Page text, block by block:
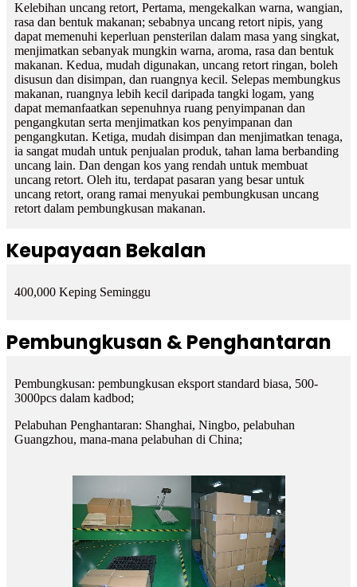
Kelebihan uncang retort, Pertama, mengekalkan warna, wangian,
rasa dan bentuk makanan; sebabnya uncang retort nipis, yang
dapat memenuhi keperluan pensterilan dalam masa yang singkat,
menjimatkan sebanyak mungkin warna, aroma, rasa dan bentuk
makanan. Kedua, mudah digunakan, uncang retort ringan, boleh
disusun dan disimpan, dan ruangnya kecil. Selepas membungkus
makanan, ruangnya lebih kecil daripada tangki logam, yang
dapat memanfaatkan sepenuhnya ruang penyimpanan dan
pengangkutan serta menjimatkan kos penyimpanan dan
pengangkutan. Ketiga, mudah disimpan dan menjimatkan tenaga,
ia sangat mudah untuk penjualan produk, tahan lama berbanding
uncang lain. Dan dengan kos yang rendah untuk membuat
uncang retort. Oleh itu, terdapat pasaran yang besar untuk
uncang retort, orang ramai menyukai pembungkusan uncang
retort dalam pembungkusan makanan.
Keupayaan Bekalan
400,000 Keping Seminggu
Pembungkusan & Penghantaran
Pembungkusan: pembungkusan eksport standard biasa, 500-
3000pcs dalam kadbod;
Pelabuhan Penghantaran: Shanghai, Ningbo, pelabuhan
Guangzhou, mana-mana pelabuhan di China;